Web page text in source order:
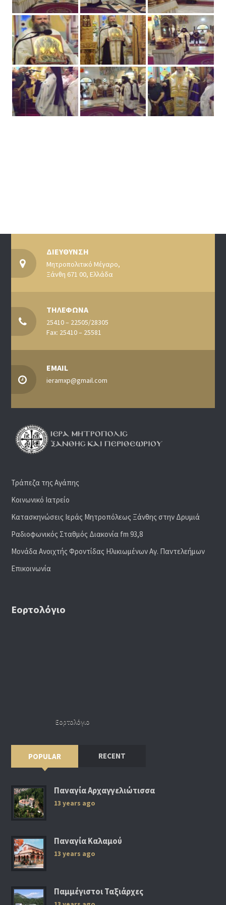
ΔΙΕΥΘΥΝΣΗ
Μητροπολιτικό Μέγαρο,
Ξάνθη 671 00, Ελλάδα
ΤΗΛΕΦΩΝΑ
25410 – 22505/28305
Fax: 25410 – 25581
EMAIL
ieramxp@gmail.com
Τράπεζα της Αγάπης
Κοινωνικό Ιατρείο
Κατασκηνώσεις Ιεράς Μητροπόλεως Ξάνθης στην Δρυμιά
Ραδιoφωνικός Σταθμός Διακονία fm 93,8
Μονάδα Ανοιχτής Φροντίδας Ηλικιωμένων Αγ. Παντελεήμων
Επικοινωνία
Εορτολόγιο
Εορτολόγιο
POPULAR RECENT
Παναγία Αρχαγγελιώτισσα
13 years ago
Παναγία Καλαμού
13 years ago
Παμμέγιστοι Ταξιάρχες